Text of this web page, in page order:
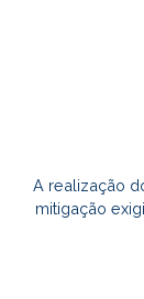
A realização
mitigação